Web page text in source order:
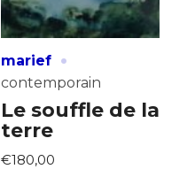
marief ·
contemporain
Le souffle de la
terre
€180,00